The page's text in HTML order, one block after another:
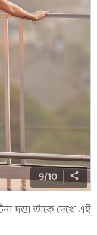
9/10
দত্ত। তাঁকে দেখে এই